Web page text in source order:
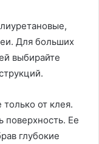
Для больших
выбирайте
от клея.
поверхность. Ее
глубокие